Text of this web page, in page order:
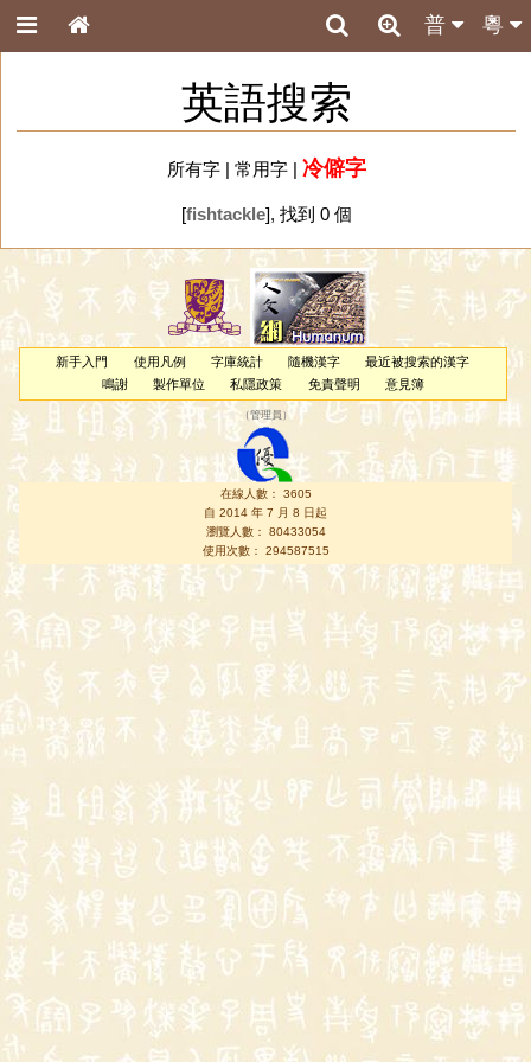
粵
普
英語搜索
所有字| 常用字| 冷僻字
[fishtackle], 找到 0 個
新手入門 使用凡例 字庫統計 隨機漢字
最近被搜索的漢字
鳴謝
製作單位 私隱政策 免責聲明 意見簿
（管理員 ）
在線人數： 3605
自 2014 年 7 月 8 日起
瀏覽人數： 80433054
使用次數： 294587515